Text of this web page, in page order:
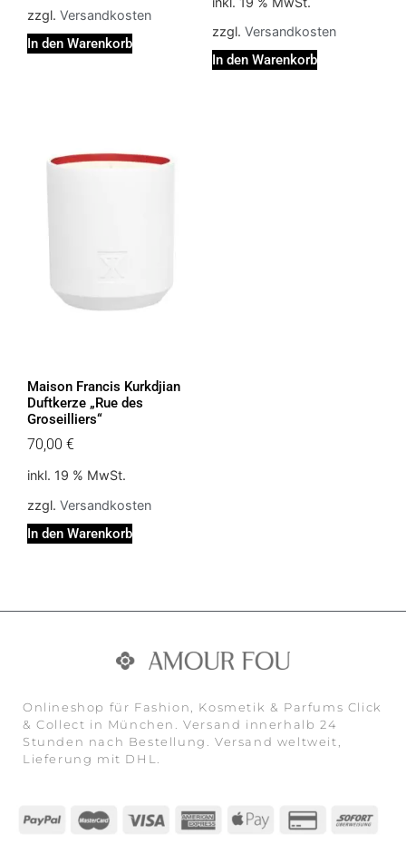
zzgl. Versandkosten
In den Warenkorb
zzgl. Versandkosten
In den Warenkorb
Maison Francis Kurkdjian
Duftkerze „Rue des
Groseilliers“
70,00 €
inkl. 19 % MwSt.
zzgl. Versandkosten
In den Warenkorb
Onlineshop für Fashion, Kosmetik & Parfums Click
& Collect in München. Versand innerhalb 24
Stunden nach Bestellung. Versand weltweit,
Lieferung mit DHL.